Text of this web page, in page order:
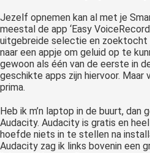
Jezelf opnemen kan al met je
meestal de app ‘Easy
uitgebreide selectie en zoektocht
naar een appje om geluid op te
gewoon als één van de eerste in
geschikte apps zijn hiervoor.
prima.
Heb ik m’n laptop in de buurt, dan
Audacity. Audacity is gratis en
hoefde niets in te stellen na
Audacity zag ik links bovenin een